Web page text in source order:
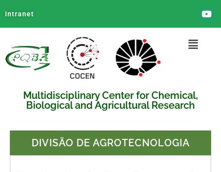
Intranet
Multidisciplinary Center for Chemical,
Biological and Agricultural Research
DIVISÃO DE AGROTECNOLOGIA